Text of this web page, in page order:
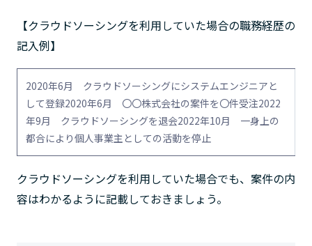
【クラウドソーシングを利用していた場合の職務経歴の
記入例】
2020年6月 クラウドソーシングにシステムエンジニアと
して登録2020年6月 〇〇株式会社の案件を〇件受注2022
年9月 クラウドソーシングを退会2022年10月 一身上の
都合により個人事業主としての活動を停止
クラウドソーシングを利用していた場合でも、案件の内
容はわかるように記載しておきましょう。